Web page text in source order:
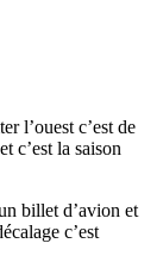
l’ouest c’est de
c’est la saison
billet d’avion et
c’est